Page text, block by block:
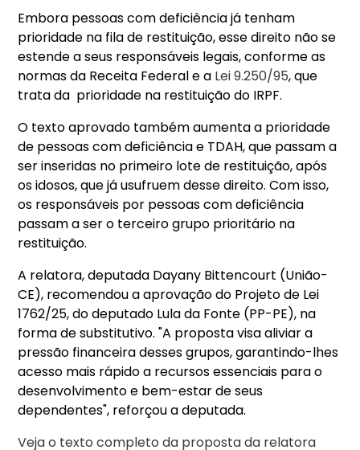
Embora pessoas com deficiência já tenham
prioridade na fila de restituição, esse direito não se
estende a seus responsáveis legais, conforme as
normas da Receita Federal e a Lei 9.250/95, que
trata da prioridade na restituição do IRPF.
O texto aprovado também aumenta a prioridade
de pessoas com deficiência e TDAH, que passam a
ser inseridas no primeiro lote de restituição, após
os idosos, que já usufruem desse direito. Com isso,
os responsáveis por pessoas com deficiência
passam a ser o terceiro grupo prioritário na
restituição.
A relatora, deputada Dayany Bittencourt (União-
CE), recomendou a aprovação do Projeto de Lei
1762/25, do deputado Lula da Fonte (PP-PE), na
forma de substitutivo. "A proposta visa aliviar a
pressão financeira desses grupos, garantindo-lhes
acesso mais rápido a recursos essenciais para o
desenvolvimento e bem-estar de seus
dependentes", reforçou a deputada.
Veja o texto completo da proposta da relatora